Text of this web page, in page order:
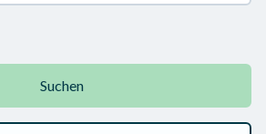
Suchen